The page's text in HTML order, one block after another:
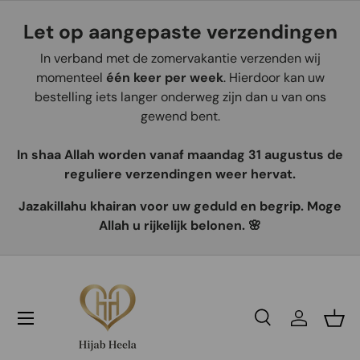
Aller au contenu
Let op aangepaste verzendingen
In verband met de zomervakantie verzenden wij
momenteel één keer per week. Hierdoor kan uw
bestelling iets langer onderweg zijn dan u van ons
gewend bent.
In shaa Allah worden vanaf maandag 31 augustus de
reguliere verzendingen weer hervat.
Jazakillahu khairan voor uw geduld en begrip. Moge
Allah u rijkelijk belonen. 🌸
Recherche
Se